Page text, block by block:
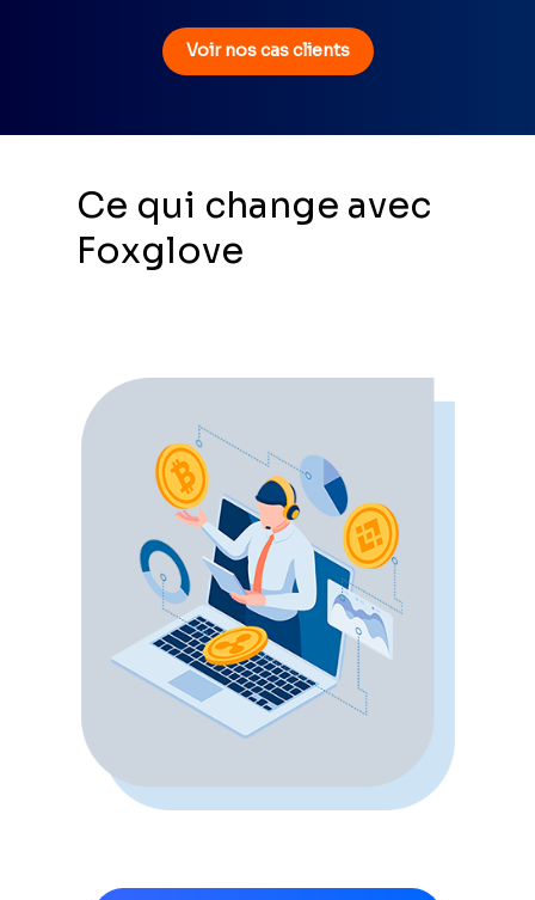
Voir nos cas clients
Ce qui change avec
Foxglove